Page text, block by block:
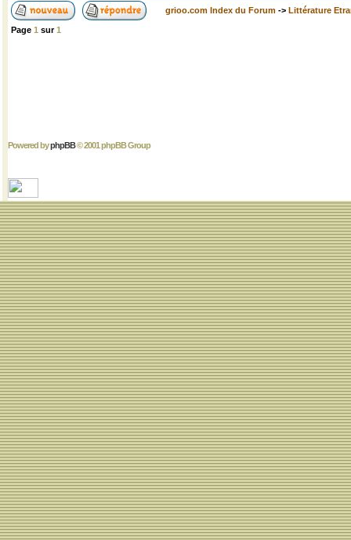
grioo.com Index du Forum -> Littérature
Page 1 sur1
Powered byphpBB© 2001 phpBB Group